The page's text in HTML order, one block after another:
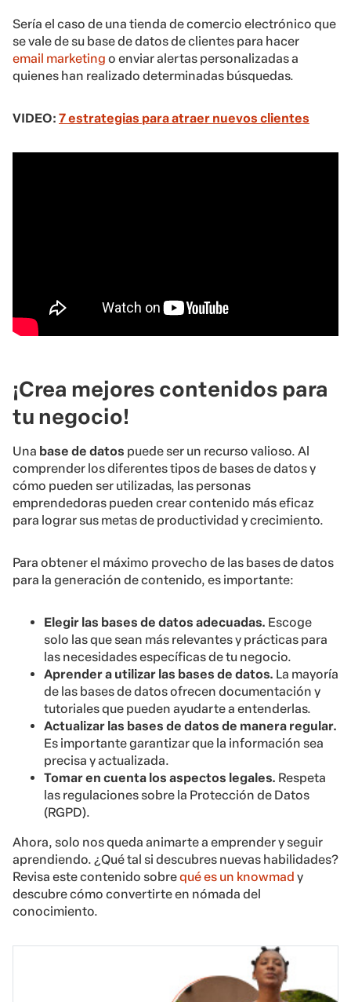
Sería el caso de una tienda de comercio electrónico que
se vale de su base de datos de clientes para hacer
email marketing o enviar alertas personalizadas a
quienes han realizado determinadas búsquedas.
VIDEO: 7 estrategias para atraer nuevos clientes
¡Crea mejores contenidos para
tu negocio!
Una base de datos puede ser un recurso valioso. Al
comprender los diferentes tipos de bases de datos y
cómo pueden ser utilizadas, las personas
emprendedoras pueden crear contenido más eficaz
para lograr sus metas de productividad y crecimiento.
Para obtener el máximo provecho de las bases de datos
para la generación de contenido, es importante:
Elegir las bases de datos adecuadas. Escoge
solo las que sean más relevantes y prácticas para
las necesidades específicas de tu negocio.
Aprender a utilizar las bases de datos. La mayoría
de las bases de datos ofrecen documentación y
tutoriales que pueden ayudarte a entenderlas.
Actualizar las bases de datos de manera regular.
Es importante garantizar que la información sea
precisa y actualizada.
Tomar en cuenta los aspectos legales. Respeta
las regulaciones sobre la Protección de Datos
(RGPD).
Ahora, solo nos queda animarte a emprender y seguir
aprendiendo. ¿Qué tal si descubres nuevas habilidades?
Revisa este contenido sobrequé es un knowmad y
descubre cómo convertirte en nómada del
conocimiento.